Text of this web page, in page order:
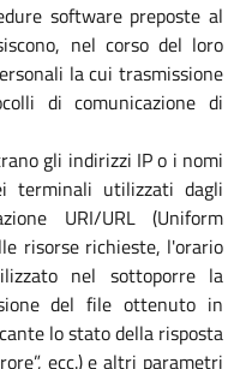
software preposte al
nel corso del loro
la cui trasmissione
di comunicazione di
gli indirizzi IP o i nomi
terminali utilizzati dagli
URI/URL (Uniform
risorse richieste, l'orario
nel sottoporre la
del file ottenuto in
lo stato della risposta
ecc.) e altri parametri